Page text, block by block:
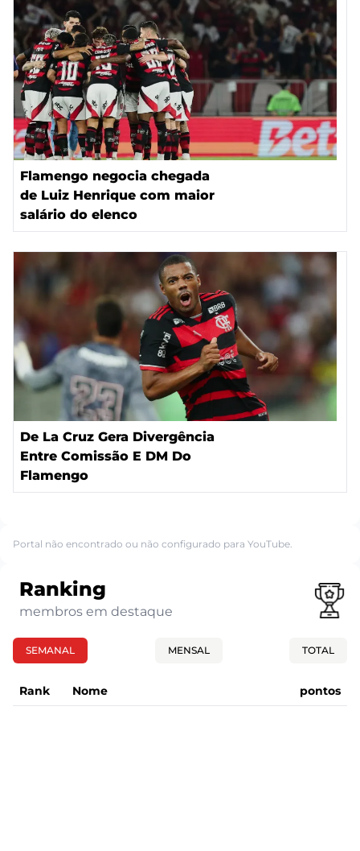
Flamengo negocia chegada
de Luiz Henrique com maior
salário do elenco
De La Cruz Gera Divergência
Entre Comissão E DM Do
Flamengo
Portal não encontrado ou não configurado para YouTube.
Ranking
membros em destaque
SEMANAL MENSAL TOTAL
Rank Nome pontos